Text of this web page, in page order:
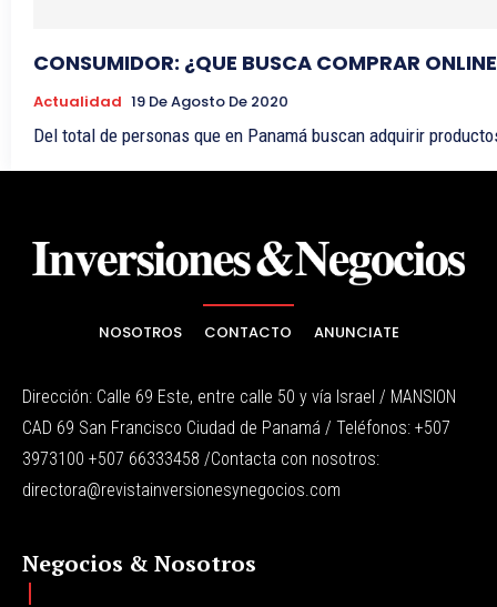
CONSUMIDOR: ¿QUE BUSCA COMPRAR
Actualidad 19 De Agosto De 2020
Del total de personas que en Panamá buscan adquirir
NOSOTROS CONTACTO ANUNCIATE
Dirección: Calle 69 Este, entre calle 50 y vía Israel / MANSION
CAD 69 San Francisco Ciudad de Panamá / Teléfonos: +507
3973100 +507 66333458 /Contacta con nosotros:
directora@revistainversionesynegocios.com
Negocios & Nosotros